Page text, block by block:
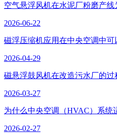
空气悬浮风机在水泥厂粉磨产
2026-06-22
磁浮压缩机应用在中央空调中
2026-04-29
磁悬浮鼓风机在改造污水厂的过
2026-03-27
为什么中央空调（HVAC）系统
2026-02-27